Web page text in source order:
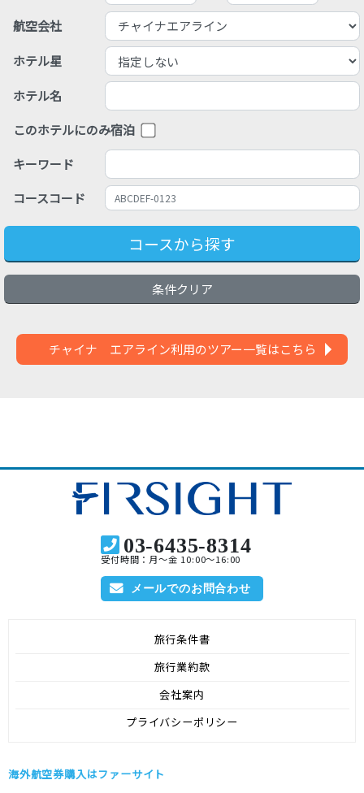
航空会社
ホテル星
ホテル名
このホテルにのみ宿泊
キーワード
コースコード
コースから探す
条件クリア
チャイナ エアライン利用のツアー一覧はこちら
03-6435-8314
受付時間：月～金 10:00～16:00
メールでのお問合わせ
旅行条件書
旅行業約款
会社案内
プライバシーポリシー
海外航空券購入はファーサイト